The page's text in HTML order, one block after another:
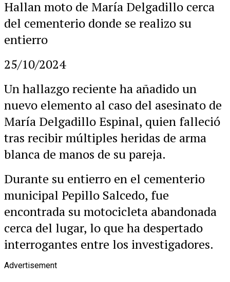
Hallan moto de María Delgadillo cerca
del cementerio donde se realizo su
entierro
25/10/2024
Un hallazgo reciente ha añadido un
nuevo elemento al caso del asesinato de
María Delgadillo Espinal, quien falleció
tras recibir múltiples heridas de arma
blanca de manos de su pareja.
Durante su entierro en el cementerio
municipal Pepillo Salcedo, fue
encontrada su motocicleta abandonada
cerca del lugar, lo que ha despertado
interrogantes entre los investigadores.
Advertisement